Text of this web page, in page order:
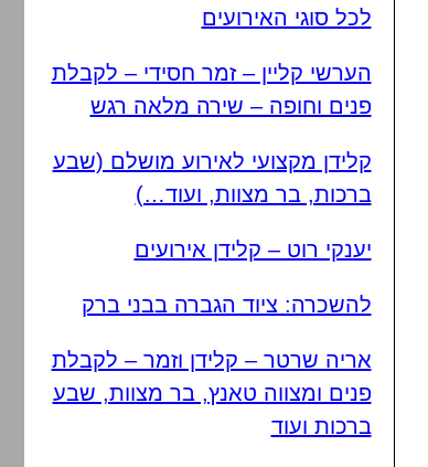
לכל סוגי האירועים
הערשי קליין – זמר חסידי – לקבלת
פנים וחופה – שירה מלאה רגש
קלידן מקצועי לאירוע מושלם (שבע
ברכות, בר מצוות, ועוד…)
יענקי רוט – קלידן אירועים
להשכרה: ציוד הגברה בבני ברק
אריה שרטר – קלידן וזמר – לקבלת
פנים ומצווה טאנץ, בר מצוות, שבע
ברכות ועוד